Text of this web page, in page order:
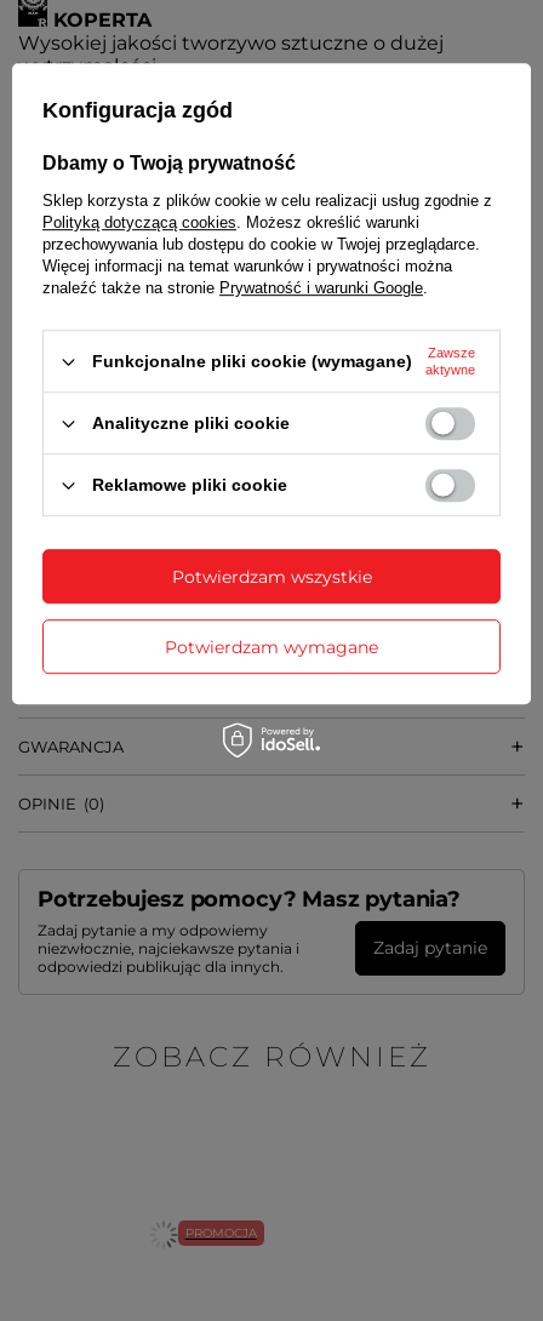
KOPERTA
Wysokiej jakości tworzywo sztuczne o dużej
wytrzymałości
PASEK
BATERIA
Czas działania zegarka bez konieczności wymiany
baterii - 3 lata
MECHANIZM
44 mm
10 mm
35 mm
20 mm
WAGA
44 g
GWARANCJA
OPINIE (0)
Potrzebujesz pomocy? Masz pytania?
Zadaj pytanie a my odpowiemy
niezwłocznie, najciekawsze pytania i
odpowiedzi publikując dla innych.
Zadaj pytanie
ZOBACZ RÓWNIEŻ
PROMOCJA
Konfiguracja zgód
Dbamy o Twoją prywatność
Sklep korzysta z plików cookie w celu realizacji usług zgodnie z
Polityką dotyczącą cookies. Możesz określić warunki
przechowywania lub dostępu do cookie w Twojej przeglądarce.
Więcej informacji na temat warunków i prywatności można
znaleźć także na stronie Prywatność i warunki Google.
Funkcjonalne pliki cookie (wymagane)
Zawsze
aktywne
Analityczne pliki cookie
Reklamowe pliki cookie
Potwierdzam wymagane
Potwierdzam wszystkie